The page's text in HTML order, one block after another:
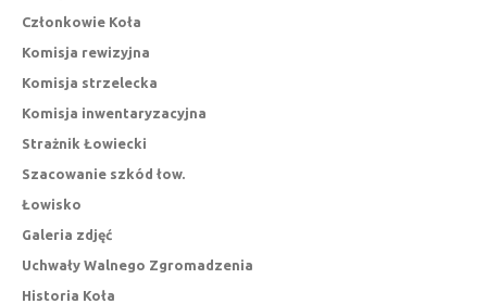
Członkowie Koła
Komisja rewizyjna
Komisja strzelecka
Komisja inwentaryzacyjna
Strażnik Łowiecki
Szacowanie szkód łow.
Łowisko
Galeria zdjęć
Uchwały Walnego Zgromadzenia
Historia Koła